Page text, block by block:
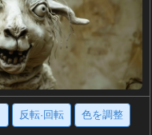
反転·回転 色を調整